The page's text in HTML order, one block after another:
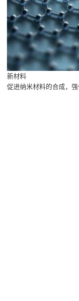
新材料
促进纳米材料的合成，